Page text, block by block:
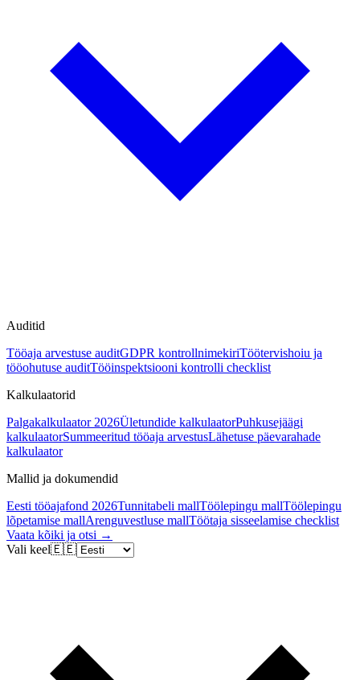
Auditid
Tööaja arvestuse auditGDPR kontrollnimekiriTöötervishoiu ja
tööohutuse auditTööinspektsiooni kontrolli checklist
Kalkulaatorid
Palgakalkulaator 2026Ületundide kalkulaatorPuhkusejäägi
kalkulaatorSummeeritud tööaja arvestusLähetuse päevarahade
kalkulaator
Mallid ja dokumendid
Eesti tööajafond 2026Tunnitabeli mallTöölepingu mallTöölepingu
lõpetamise mallArenguvestluse mallTöötaja sisseelamise checklist
Vaata kõiki ja otsi →
Vali keel🇪🇪